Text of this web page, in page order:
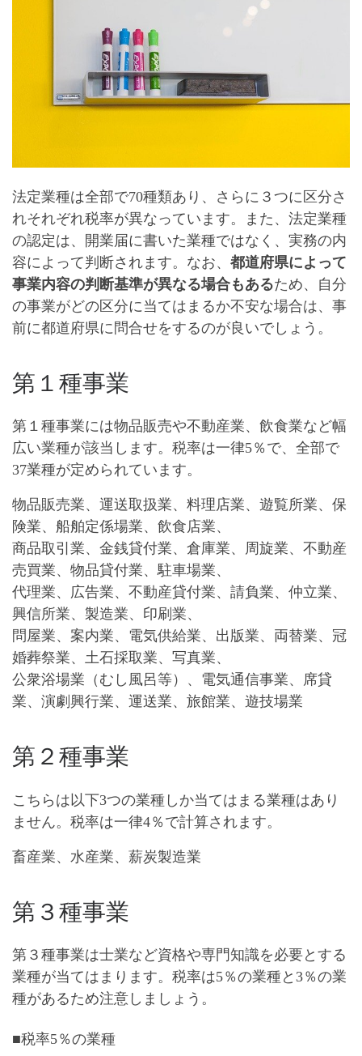
法定業種は全部で70種類あり、さらに ３つに区分さ
れそれぞれ税率が異なっています。また、法定業種
の認定は、開業届に書いた業種ではなく、実務の内
容によって判断されます。なお、 都道府県によって
事業内容の判断基準が異なる場合もあるため、自分
の事業がどの区分に当てはまるか不安な場合は、事
前に都道府県に問合せをするのが良いでしょう。
第１種事業
第１種事業には物品販売や不動産業、飲食業など幅
広い業種が該当します。 税率は一律5％ で、全部で
37業種が定められています。
物品販売業、運送取扱業、料理店業、遊覧所業、保
険業、船舶定係場業、飲食店業、
商品取引業、金銭貸付業、倉庫業、周旋業、不動産
売買業、物品貸付業、駐車場業、
代理業、広告業、不動産貸付業、請負業、仲立業、
興信所業、製造業、印刷業、
問屋業、案内業、電気供給業、出版業、両替業、冠
婚葬祭業、土石採取業、写真業、
公衆浴場業（むし風呂等）、電気通信事業、席貸
業、演劇興行業、運送業、旅館業、遊技場業
第２種事業
こちらは以下3つの業種しか当てはまる業種はあり
ません。 税率は一律4％ で計算されます。
畜産業、水産業、薪炭製造業
第３種事業
第３種事業は士業など資格や専門知識を必要とする
業種が当てはまります。 税率は5％の業種と3％の業
種があるため注意しましょう。
■税率5％の業種